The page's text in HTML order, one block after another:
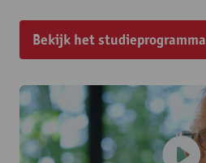
Bekijk het studieprogramma